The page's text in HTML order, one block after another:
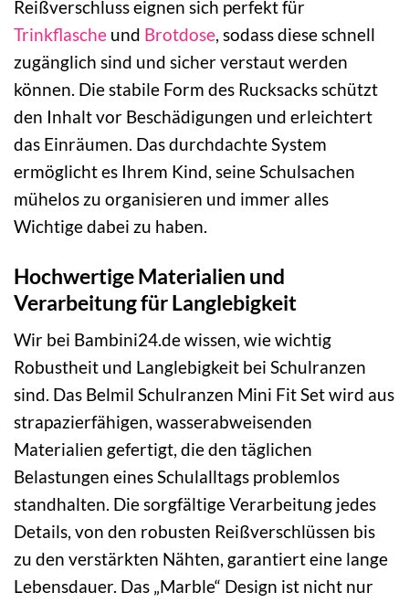
Reißverschluss eignen sich perfekt für
Trinkflasche und Brotdose, sodass diese schnell
zugänglich sind und sicher verstaut werden
können. Die stabile Form des Rucksacks schützt
den Inhalt vor Beschädigungen und erleichtert
das Einräumen. Das durchdachte System
ermöglicht es Ihrem Kind, seine Schulsachen
mühelos zu organisieren und immer alles
Wichtige dabei zu haben.
Hochwertige Materialien und
Verarbeitung für Langlebigkeit
Wir bei Bambini24.de wissen, wie wichtig
Robustheit und Langlebigkeit bei Schulranzen
sind. Das Belmil Schulranzen Mini Fit Set wird aus
strapazierfähigen, wasserabweisenden
Materialien gefertigt, die den täglichen
Belastungen eines Schulalltags problemlos
standhalten. Die sorgfältige Verarbeitung jedes
Details, von den robusten Reißverschlüssen bis
zu den verstärkten Nähten, garantiert eine lange
Lebensdauer. Das „Marble“ Design ist nicht nur